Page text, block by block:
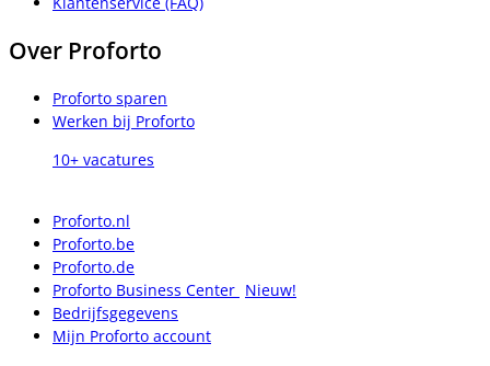
Over Proforto
Proforto sparen
Werken bij Proforto
10+ vacatures
Proforto.nl
Proforto.be
Proforto.de
Proforto Business Center Nieuw!
Bedrijfsgegevens
Mijn Proforto account